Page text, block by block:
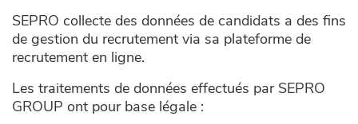
SEPRO collecte des données de candidats a des fins
de gestion du recrutement via sa plateforme de
recrutement en ligne.
Les traitements de données effectués par SEPRO
GROUP ont pour base légale :